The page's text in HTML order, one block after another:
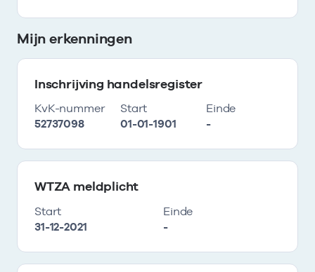
Mijn erkenningen
Inschrijving handelsregister
KvK-nummer
52737098
Start
01-01-1901
Einde
-
WTZA meldplicht
Start
31-12-2021
Einde
-